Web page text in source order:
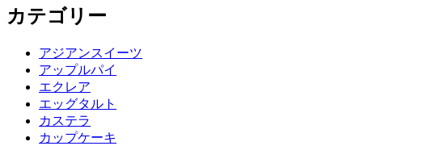
カテゴリー
アジアンスイーツ
アップルパイ
エクレア
エッグタルト
カステラ
カップケーキ